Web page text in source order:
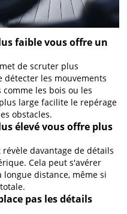
faible vous offre un
de scruter plus
détecter les mouvements
les bois ou les
large facilite le repérage
obstacles.
élevé vous offre plus
davantage de détails
Cela peut s'avérer
distance, même si
pas les détails